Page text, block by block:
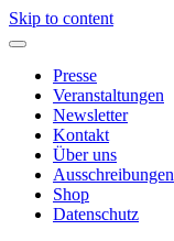
Skip to content
Presse
Veranstaltungen
Newsletter
Kontakt
Über uns
Ausschreibungen
Shop
Datenschutz